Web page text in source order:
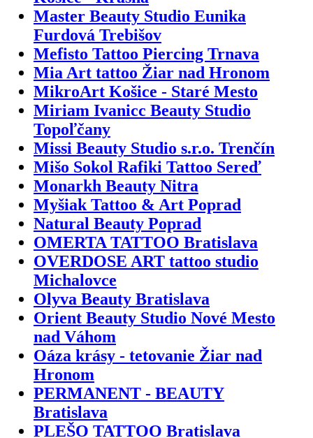
Master Beauty Studio Eunika
Furdová Trebišov
Mefisto Tattoo Piercing Trnava
Mia Art tattoo Žiar nad Hronom
MikroArt Košice - Staré Mesto
Miriam Ivanicc Beauty Studio
Topoľčany
Missi Beauty Studio s.r.o. Trenčín
Mišo Sokol Rafiki Tattoo Sereď
Monarkh Beauty Nitra
Myšiak Tattoo & Art Poprad
Natural Beauty Poprad
OMERTA TATTOO Bratislava
OVERDOSE ART tattoo studio
Michalovce
Olyva Beauty Bratislava
Orient Beauty Studio Nové Mesto
nad Váhom
Oáza krásy - tetovanie Žiar nad
Hronom
PERMANENT - BEAUTY
Bratislava
PLEŠO TATTOO Bratislava